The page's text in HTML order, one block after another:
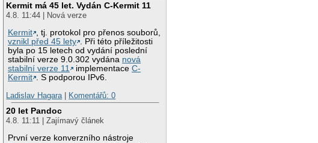
Kermit má 45 let. Vydán C-Kermit 11
4.8. 11:44 | Nová verze
Kermit , tj. protokol pro přenos souborů,
vznikl před 45 lety . Při této příležitosti
byla po 15 letech od vydání poslední
stabilní verze 9.0.302 vydána nová
stabilní verze 11
implementaceC-
Kermit . S podporou IPv6.
Ladislav Hagara | Komentářů: 0
20 let Pandoc
4.8. 11:11 | Zajímavý článek
První verze konverzního nástroje